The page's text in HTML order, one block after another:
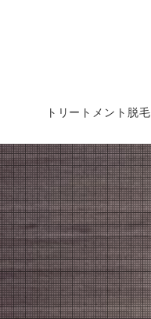
トリートメント脱毛